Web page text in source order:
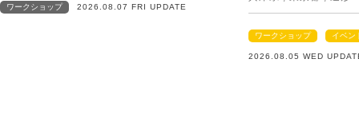
ワークショップ 2026.08.07 FRI UPDATE
ワークショップ イベン
2026.08.05 WED